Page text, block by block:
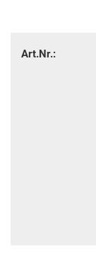
Art.Nr.: